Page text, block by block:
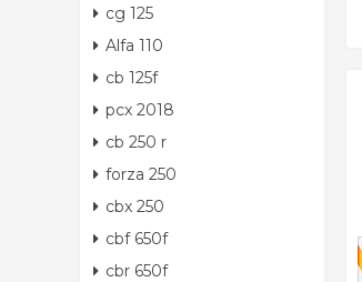
cg 125
Alfa 110
cb 125f
pcx 2018
cb 250 r
forza 250
cbx 250
cbf 650f
cbr 650f